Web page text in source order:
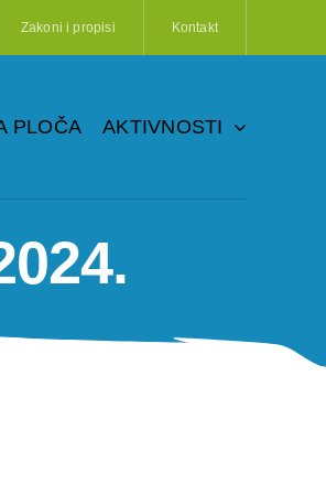
Zakoni i propisi Kontakt
PLOČA AKTIVNOSTI